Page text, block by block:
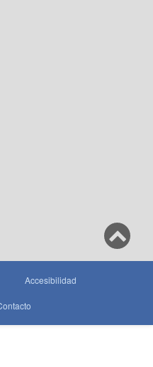
Accesibilidad